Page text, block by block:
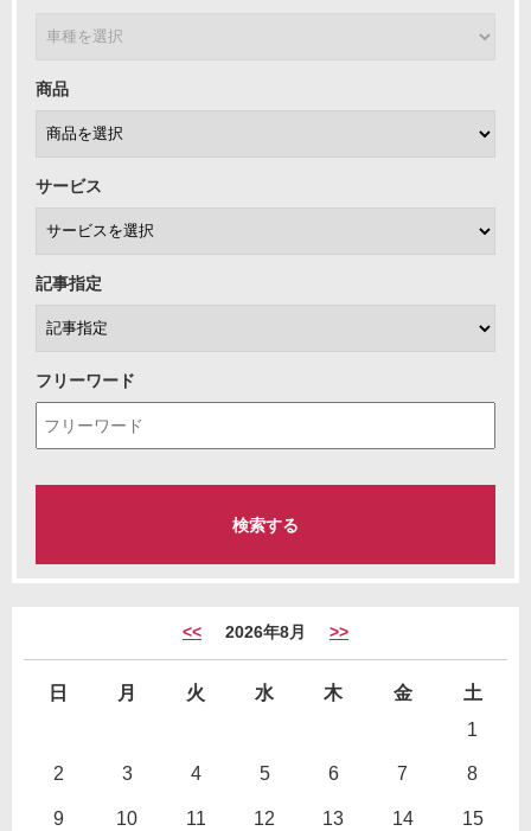
商品
サービス
記事指定
フリーワード
<< 2026年8月 >>
日 月 火 水 木 金
土
1
2 3 4 5 6 7 8
9 10 11 12 13 14 15